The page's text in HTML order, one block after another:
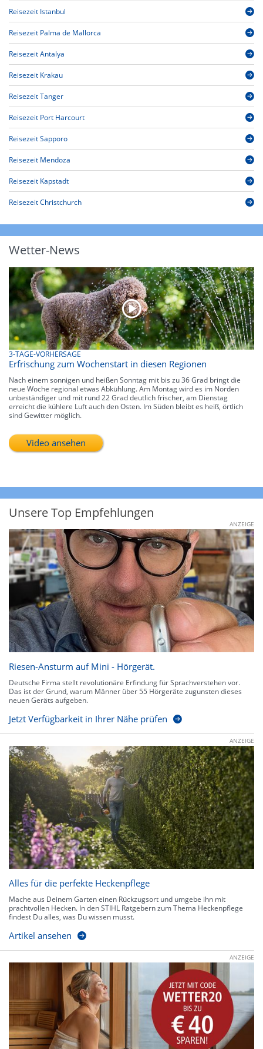
Reisezeit Istanbul
Reisezeit Palma de Mallorca
Reisezeit Antalya
Reisezeit Krakau
Reisezeit Tanger
Reisezeit Port Harcourt
Reisezeit Sapporo
Reisezeit Mendoza
Reisezeit Kapstadt
Reisezeit Christchurch
Wetter-News
3-TAGE-VORHERSAGE
Erfrischung zum Wochenstart in diesen Regionen
Nach einem sonnigen und heißen Sonntag mit bis zu 36 Grad bringt die
neue Woche regional etwas Abkühlung. Am Montag wird es im Norden
unbeständiger und mit rund 22 Grad deutlich frischer, am Dienstag
erreicht die kühlere Luft auch den Osten. Im Süden bleibt es heiß, örtlich
sind Gewitter möglich.
Video ansehen
Unsere Top Empfehlungen
ANZEIGE
Riesen-Ansturm auf Mini - Hörgerät.
Deutsche Firma stellt revolutionäre Erfindung für Sprachverstehen vor.
Das ist der Grund, warum Männer über 55 Hörgeräte zugunsten dieses
neuen Geräts aufgeben.
Jetzt Verfügbarkeit in Ihrer Nähe prüfen
ANZEIGE
Alles für die perfekte Heckenpflege
Mache aus Deinem Garten einen Rückzugsort und umgebe ihn mit
prachtvollen Hecken. In den STIHL Ratgebern zum Thema Heckenpflege
findest Du alles, was Du wissen musst.
Artikel ansehen
ANZEIGE